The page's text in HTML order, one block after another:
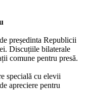
președinta Republicii
Discuțiile bilaterale
comune pentru presă.
specială cu elevii
apreciere pentru